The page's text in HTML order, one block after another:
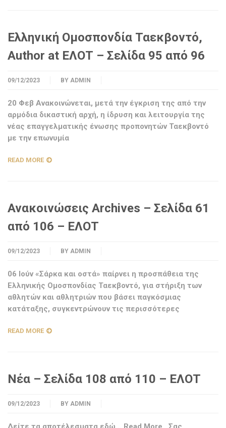
Ελληνική Ομοσπονδία Ταεκβοντό,
Author at ΕΛΟΤ – Σελίδα 95 από 96
09/12/2023 BY ADMIN
20 Φεβ Ανακοινώνεται, μετά την έγκριση της από την
αρμόδια δικαστική αρχή, η ίδρυση και λειτουργία της
νέας επαγγελματικής ένωσης προπονητών Ταεκβοντό
με την επωνυμία
READ MORE
Ανακοινώσεις Archives – Σελίδα 61
από 106 – ΕΛΟΤ
09/12/2023 BY ADMIN
06 Ιούν «Σάρκα και οστά» παίρνει η προσπάθεια της
Ελληνικής Ομοσπονδίας Ταεκβοντό, για στήριξη των
αθλητών και αθλητριών που βάσει παγκόσμιας
κατάταξης, συγκεντρώνουν τις περισσότερες
READ MORE
Νέα – Σελίδα 108 από 110 – ΕΛΟΤ
09/12/2023 BY ADMIN